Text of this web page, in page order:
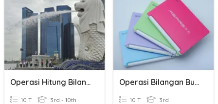
Operasi Hitung Bilangan Bulat
10 T 3rd - 10th
Operasi Bilangan Bulat
10 T 3rd